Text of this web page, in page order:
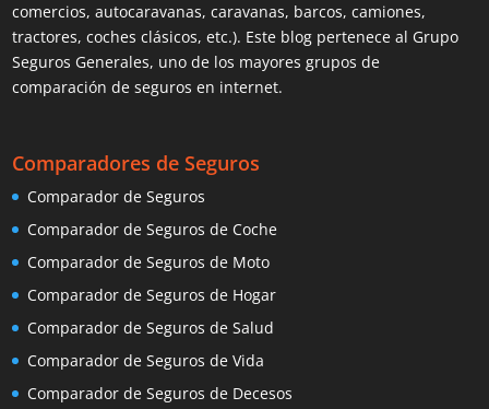
comercios, autocaravanas, caravanas, barcos, camiones,
tractores, coches clásicos, etc.). Este blog pertenece al Grupo
Seguros Generales, uno de los mayores grupos de
comparación de seguros en internet.
Comparadores de Seguros
Comparador de Seguros
Comparador de Seguros de Coche
Comparador de Seguros de Moto
Comparador de Seguros de Hogar
Comparador de Seguros de Salud
Comparador de Seguros de Vida
Comparador de Seguros de Decesos